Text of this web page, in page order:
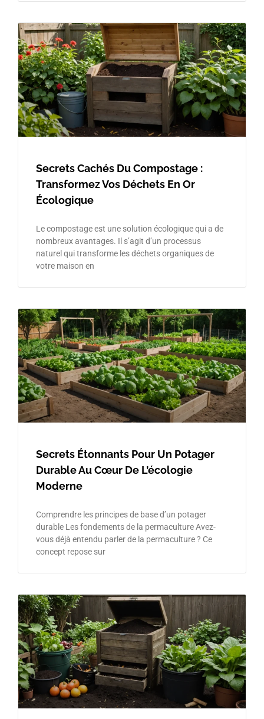
Secrets Cachés Du Compostage :
Transformez Vos Déchets En Or
Écologique
Le compostage est une solution écologique qui a de
nombreux avantages. Il s’agit d’un processus
naturel qui transforme les déchets organiques de
votre maison en
Secrets Étonnants Pour Un Potager
Durable Au Cœur De L’écologie
Moderne
Comprendre les principes de base d’un potager
durable Les fondements de la permaculture Avez-
vous déjà entendu parler de la permaculture ? Ce
concept repose sur